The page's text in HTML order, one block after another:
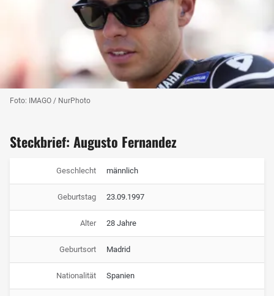
Foto: IMAGO / NurPhoto
Steckbrief: Augusto Fernandez
Geschlecht männlich
Geburtstag 23.09.1997
Alter 28 Jahre
Geburtsort Madrid
Nationalität Spanien